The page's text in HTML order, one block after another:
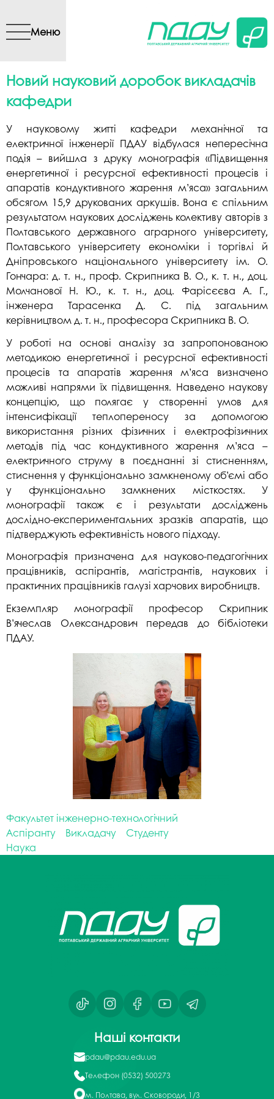
вмісту
Меню
Новий науковий доробок викладачів
кафедри
У науковому житті кафедри механічної та
електричної інженерії ПДАУ відбулася непересічна
подія – вийшла з друку монографія «Підвищення
енергетичної і ресурсної ефективності процесів і
апаратів кондуктивного жарення м’яса» загальним
обсягом 15,9 друкованих аркушів. Вона є спільним
результатом наукових досліджень колективу авторів з
Полтавського державного аграрного університету,
Полтавського університету економіки і торгівлі й
Дніпровського національного університету ім. О.
Гончара: д. т. н., проф. Скрипника В. О., к. т. н., доц.
Молчанової Н. Ю., к. т. н., доц. Фарісєєва А. Г.,
інженера Тарасенка Д. С. під загальним
керівництвом д. т. н., професора Скрипника В. О.
У роботі на основі аналізу за запропонованою
методикою енергетичної і ресурсної ефективності
процесів та апаратів жарення м’яса визначено
можливі напрями їх підвищення. Наведено наукову
концепцію, що полягає у створенні умов для
інтенсифікації теплопереносу за допомогою
використання різних фізичних і електрофізичних
методів під час кондуктивного жарення м’яса –
електричного струму в поєднанні зі стисненням,
стиснення у функціонально замкненому об’ємі або
у функціонально замкнених місткостях. У
монографії також є і результати досліджень
дослідно-експериментальних зразків апаратів, що
підтверджують ефективність нового підходу.
Монографія призначена для науково-педагогічних
працівників, аспірантів, магістрантів, наукових і
практичних працівників галузі харчових виробництв.
Екземпляр монографії професор Скрипник
В’ячеслав Олександрович передав до бібліотеки
ПДАУ.
Факультет інженерно-технологічний
Аспіранту
Викладачу
Студенту
Наука
Наші контакти
pdau@pdau.edu.ua
Телефон (0532) 500273
м. Полтава, вул. Сковороди, 1/3